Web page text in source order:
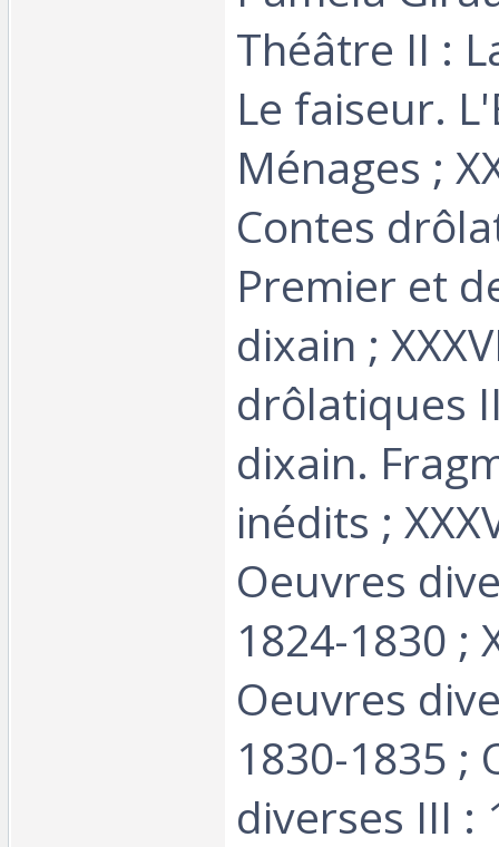
Théâtre II :
Le faiseur.
Ménages ;
Contes
Premier et
dixain ;
drôlatiques
dixain.
inédits ;
Oeuvres
1824-1830 ;
Oeuvres
1830-1835 ;
diverses III :